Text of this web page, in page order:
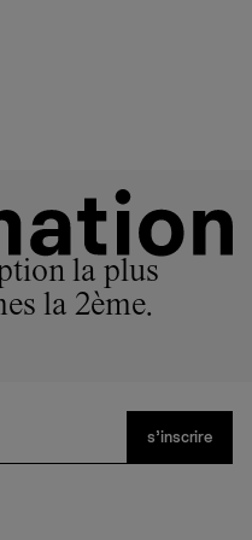
la plus
la 2ème.
s’inscrire